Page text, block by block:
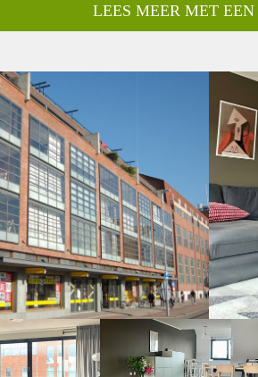
eetkamer (ca. 7.10 x 5.15 m) met houten
m). Half open keuken met
5.60 x 2.90 m) met inbouwkast,
toilet en wastafel.
m2;
op het zuiden;
van Haarlem;
in garage onder de woning;
aangeboden;
12 maanden;
gas, water, elektra (voorschot van euro
recht van gunning.
LEES MEER MET